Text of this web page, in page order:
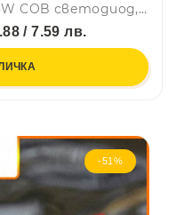
USB LED фенерче TD-C81 + 3W COB светодиод, с телескопичен зуум
/ 7.59 лв.
-51%